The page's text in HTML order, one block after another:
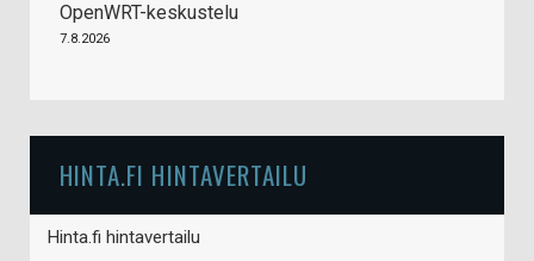
OpenWRT-keskustelu
7.8.2026
HINTA.FI HINTAVERTAILU
Hinta.fi hintavertailu